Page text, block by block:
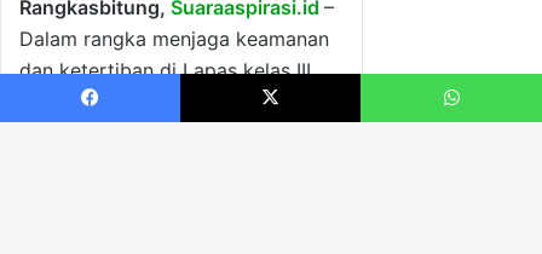
Facebook X WhatsApp